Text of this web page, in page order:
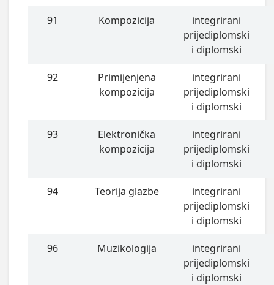
91 Kompozicija
integrirani
prijediplomski
i diplomski
92
Primijenjena
kompozicija
integrirani
prijediplomski
i diplomski
93
Elektronička
kompozicija
integrirani
prijediplomski
i diplomski
94 Teorija glazbe
integrirani
prijediplomski
i diplomski
96 Muzikologija
integrirani
prijediplomski
i diplomski